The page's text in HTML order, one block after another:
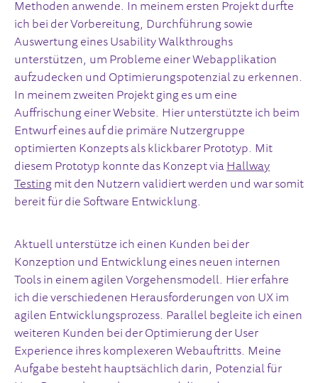
Methoden anwende. In meinem ersten Projekt durfte
ich bei der Vorbereitung, Durchführung sowie
Auswertung eines Usability Walkthroughs
unterstützen, um Probleme einer Webapplikation
aufzudecken und Optimierungspotenzial zu erkennen.
In meinem zweiten Projekt ging es um eine
Auffrischung einer Website. Hier unterstützte ich beim
Entwurf eines auf die primäre Nutzergruppe
optimierten Konzepts als klickbarer Prototyp. Mit
diesem Prototyp konnte das Konzept via Hallway
Testing mit den Nutzern validiert werden und war somit
bereit für die Software Entwicklung.
Aktuell unterstütze ich einen Kunden bei der
Konzeption und Entwicklung eines neuen internen
Tools in einem agilen Vorgehensmodell. Hier erfahre
ich die verschiedenen Herausforderungen von UX im
agilen Entwicklungsprozess. Parallel begleite ich einen
weiteren Kunden bei der Optimierung der User
Experience ihres komplexeren Webauftritts. Meine
Aufgabe besteht hauptsächlich darin, Potenzial für